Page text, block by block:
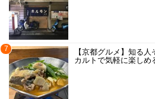
7
【京都グルメ】知る
カルトで気軽に楽しめ